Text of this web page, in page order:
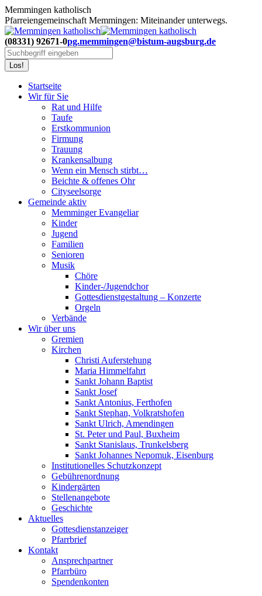
Zum
Inhalt
springen
Memmingen katholisch
Pfarreiengemeinschaft Memmingen: Miteinander unterwegs.
(08331) 92671-0pg.memmingen@bistum-augsburg.de
Search:
Startseite
Wir für Sie
Rat und Hilfe
Taufe
Erstkommunion
Firmung
Trauung
Krankensalbung
Wenn ein Mensch stirbt…
Beichte & offenes Ohr
Cityseelsorge
Gemeinde aktiv
Memminger Evangeliar
Kinder
Jugend
Familien
Senioren
Musik
Chöre
Kinder-/Jugendchor
Gottesdienstgestaltung – Konzerte
Orgeln
Verbände
Wir über uns
Gremien
Kirchen
Christi Auferstehung
Maria Himmelfahrt
Sankt Johann Baptist
Sankt Josef
Sankt Antonius, Ferthofen
Sankt Stephan, Volkratshofen
Sankt Ulrich, Amendingen
St. Peter und Paul, Buxheim
Sankt Stanislaus, Trunkelsberg
Sankt Johannes Nepomuk, Eisenburg
Institutionelles Schutzkonzept
Gebührenordnung
Kindergärten
Stellenangebote
Geschichte
Aktuelles
Gottesdienstanzeiger
Pfarrbrief
Kontakt
Ansprechpartner
Pfarrbüro
Spendenkonten